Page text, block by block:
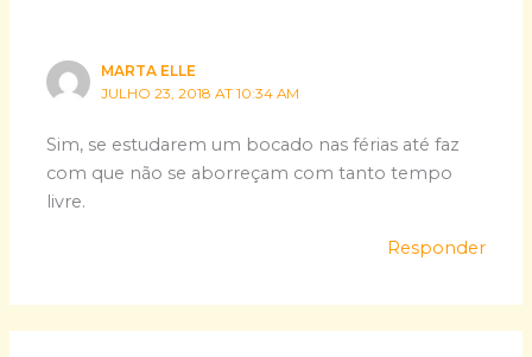
MARTA ELLE
JULHO 23, 2018 AT 10:34 AM
Sim, se estudarem um bocado nas férias até faz
com que não se aborreçam com tanto tempo
livre.
Responder